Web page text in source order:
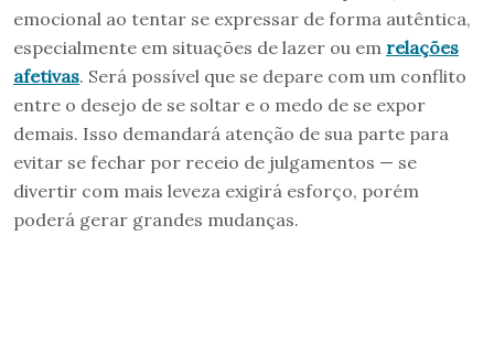
emocional ao tentar se expressar de forma autêntica,
especialmente em situações de lazer ou em relações
afetivas. Será possível que se depare com um conflito
entre o desejo de se soltar e o medo de se expor
demais. Isso demandará atenção de sua parte para
evitar se fechar por receio de julgamentos — se
divertir com mais leveza exigirá esforço, porém
poderá gerar grandes mudanças.